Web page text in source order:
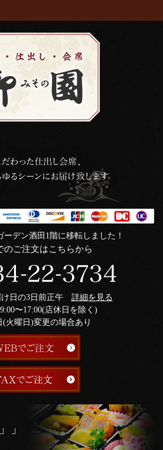
ーデン酒田1階に移転しました！
のご注文はこちらから
け日の3日前正午 詳細を見る
〜17:00(店休日を除く)
火曜日)変更の場合あり
」